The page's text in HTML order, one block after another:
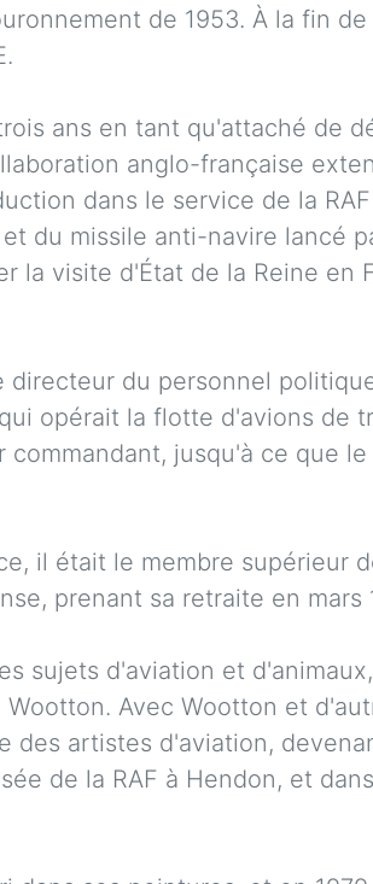
de 1953. À la fin
ans en tant qu'attaché de
anglo-française
dans le service de la
du missile anti-navire lancé
la visite d'État de la Reine en
directeur du personnel
opérait la flotte d'avions de
jusqu'à ce que
il était le membre supérieur
prenant sa retraite en mars
sujets d'aviation et
Avec Wootton et
des artistes d'aviation,
de la RAF à Hendon, et